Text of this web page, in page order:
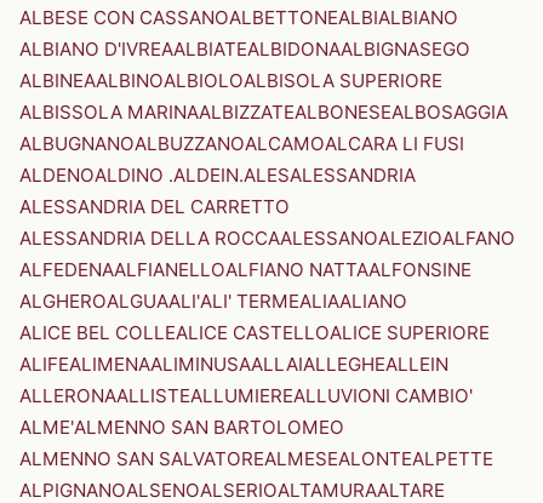
ALBESE CON CASSANOALBETTONEALBIALBIANO
ALBIANO D'IVREAALBIATEALBIDONAALBIGNASEGO
ALBINEAALBINOALBIOLOALBISOLA SUPERIORE
ALBISSOLA MARINAALBIZZATEALBONESEALBOSAGGIA
ALBUGNANOALBUZZANOALCAMOALCARA LI FUSI
ALDENOALDINO .ALDEIN.ALESALESSANDRIA
ALESSANDRIA DEL CARRETTO
ALESSANDRIA DELLA ROCCAALESSANOALEZIOALFANO
ALFEDENAALFIANELLOALFIANO NATTAALFONSINE
ALGHEROALGUAALI'ALI' TERMEALIAALIANO
ALICE BEL COLLEALICE CASTELLOALICE SUPERIORE
ALIFEALIMENAALIMINUSAALLAIALLEGHEALLEIN
ALLERONAALLISTEALLUMIEREALLUVIONI CAMBIO'
ALME'ALMENNO SAN BARTOLOMEO
ALMENNO SAN SALVATOREALMESEALONTEALPETTE
ALPIGNANOALSENOALSERIOALTAMURAALTARE